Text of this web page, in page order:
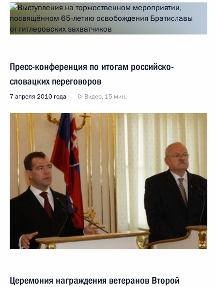
Пресс-конференция по итогам российско-
словацких переговоров
7 апреля 2010 года Видео, 15 мин.
Церемония награждения ветеранов Второй